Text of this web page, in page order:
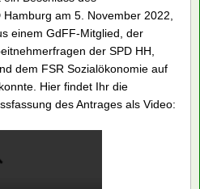
Das Arbeitsrecht war stets
FB Sozialökonomie.
wäre, wenn Sie in Ihren
wirken könnten. Gern können
wir gemeinsam mit dem
eine Veranstaltung mit u.a. Karl-
an der HWP
gewerkschaftlicher
die Kämpfe um gute Arbeit
alle herzlich eingeladen,